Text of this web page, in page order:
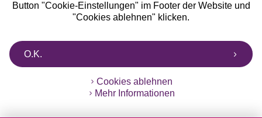
Button "Cookie-Einstellungen" im Footer der Website und
"Cookies ablehnen" klicken.
O.K.
Cookies ablehnen
Mehr Informationen